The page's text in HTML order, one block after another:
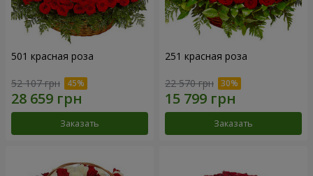
501 красная роза
52 107 грн
Заказать
251 красная роза
22 570 грн
Заказать